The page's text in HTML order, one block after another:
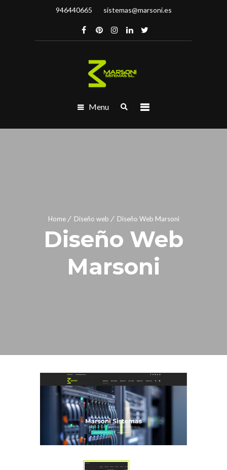
946440665 sistemas@marsoni.es
Menu
Home Diseño web Diseño Web Marsoni
Diseño Web
Marsoni